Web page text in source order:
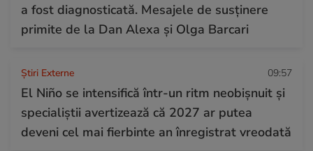
a fost diagnosticată. Mesajele de susținere
primite de la Dan Alexa și Olga Barcari
Știri Externe 09:57
El Niño se intensifică într-un ritm neobișnuit și
specialiștii avertizează că 2027 ar putea
deveni cel mai fierbinte an înregistrat vreodată